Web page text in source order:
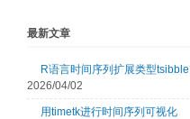
最新文章
R语言时间序列扩展类型tsibble
2026/04/02
用timetk进行时间序列可视化